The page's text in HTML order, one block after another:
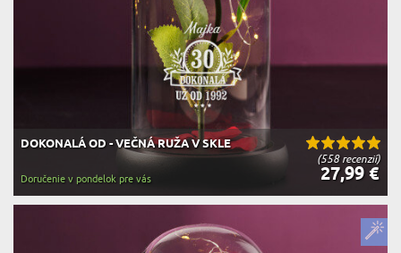
(558 recenzií)
DOKONALÁ OD - VEČNÁ RUŽA V SKLE
27,99 €
Doručenie v pondelok pre vás